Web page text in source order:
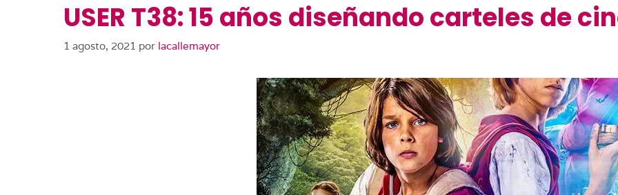
USER T38: 15 años diseñando carteles de
1 agosto, 2021 por lacallemayor